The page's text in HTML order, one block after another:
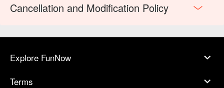
Cancellation and Modification Policy
Explore FunNow
Terms